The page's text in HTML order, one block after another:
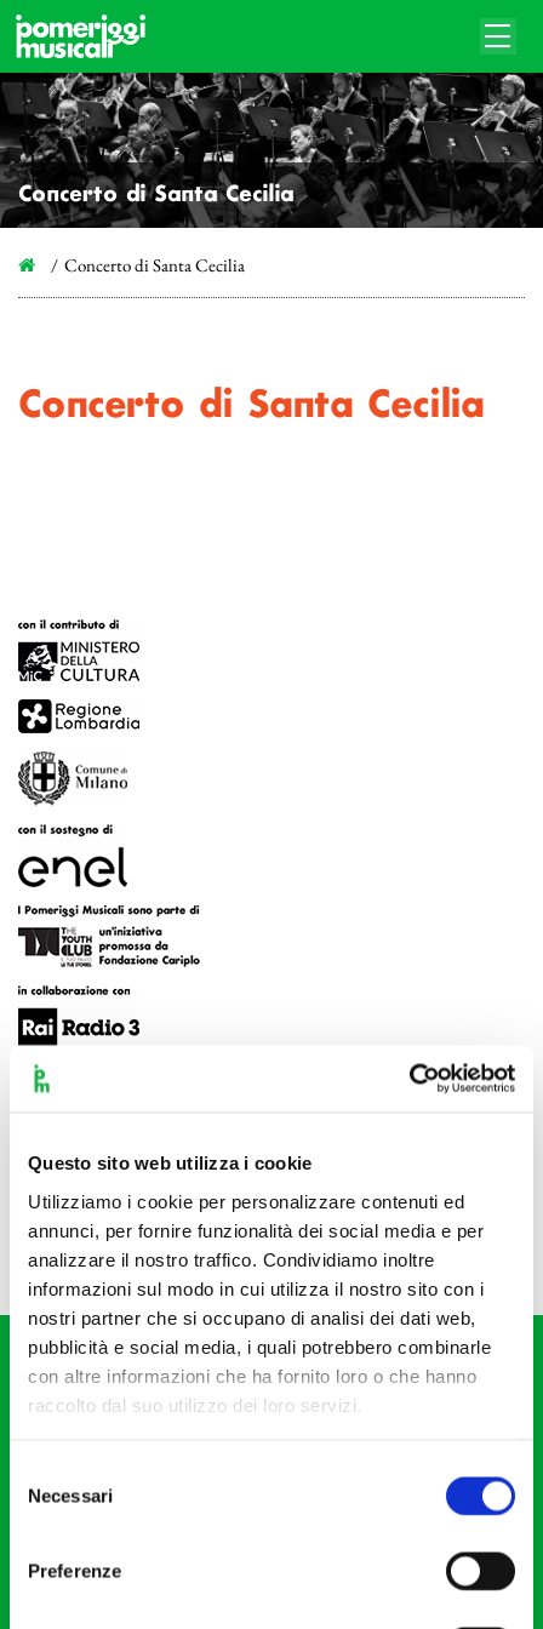
Questo sito web utilizza i cookie
Utilizziamo i cookie per personalizzare contenuti ed
annunci, per fornire funzionalità dei social media e per
analizzare il nostro traffico. Condividiamo inoltre
informazioni sul modo in cui utilizza il nostro sito con i
nostri partner che si occupano di analisi dei dati web,
pubblicità e social media, i quali potrebbero combinarle
con altre informazioni che ha fornito loro o che hanno
raccolto dal suo utilizzo dei loro servizi.
delNecessari
Preferenze
Concerto di Santa Cecilia
Concerto di Santa Cecilia
Concerto di Santa Cecilia
Fondazione I Pomeriggi Musicali
Partita Iva 04410060158